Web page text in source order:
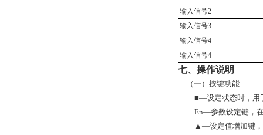
输入信号2
输入信号3
输入信号4
输入信号4
七、操作说明
（一）按键功能
■—设定状态时，用
En—参数设定键，
▲—设定值增加键，